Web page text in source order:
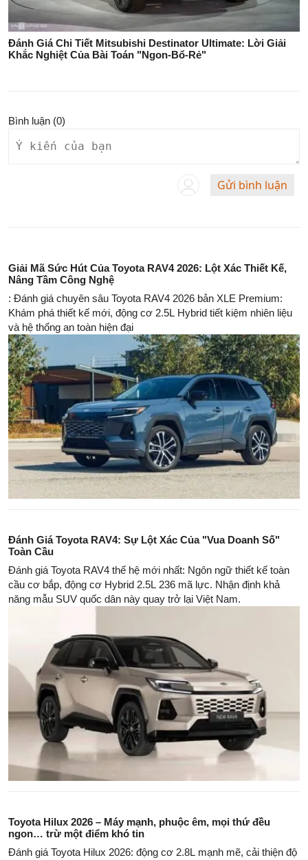
Đánh Giá Chi Tiết Mitsubishi Destinator Ultimate: Lời Giải
Khắc Nghiệt Của Bài Toán "Ngon-Bổ-Rẻ"
Bình luận (0)
Gửi bình luận
Giải Mã Sức Hút Của Toyota RAV4 2026: Lột Xác Thiết Kế,
Nâng Tầm Công Nghệ
: Đánh giá chuyên sâu Toyota RAV4 2026 bản XLE Premium:
Khám phá thiết kế mới, động cơ 2.5L Hybrid tiết kiệm nhiên liệu
và hệ thống an toàn hiện đại
Đánh Giá Toyota RAV4: Sự Lột Xác Của "Vua Doanh Số"
Toàn Cầu
Đánh giá Toyota RAV4 thế hệ mới nhất: Ngôn ngữ thiết kế toàn
cầu cơ bắp, động cơ Hybrid 2.5L 236 mã lực. Nhận định khả
năng mẫu SUV quốc dân này quay trở lại Việt Nam.
Toyota Hilux 2026 – Máy mạnh, phuộc êm, mọi thứ đều
ngon… trừ một điểm khó tin
Đánh giá Toyota Hilux 2026: động cơ 2.8L mạnh mẽ, cải thiện độ